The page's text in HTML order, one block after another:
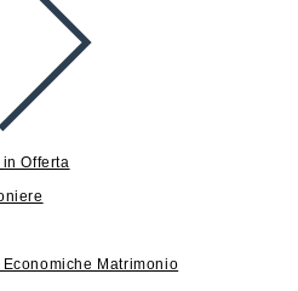
Offerta
Economiche Matrimonio